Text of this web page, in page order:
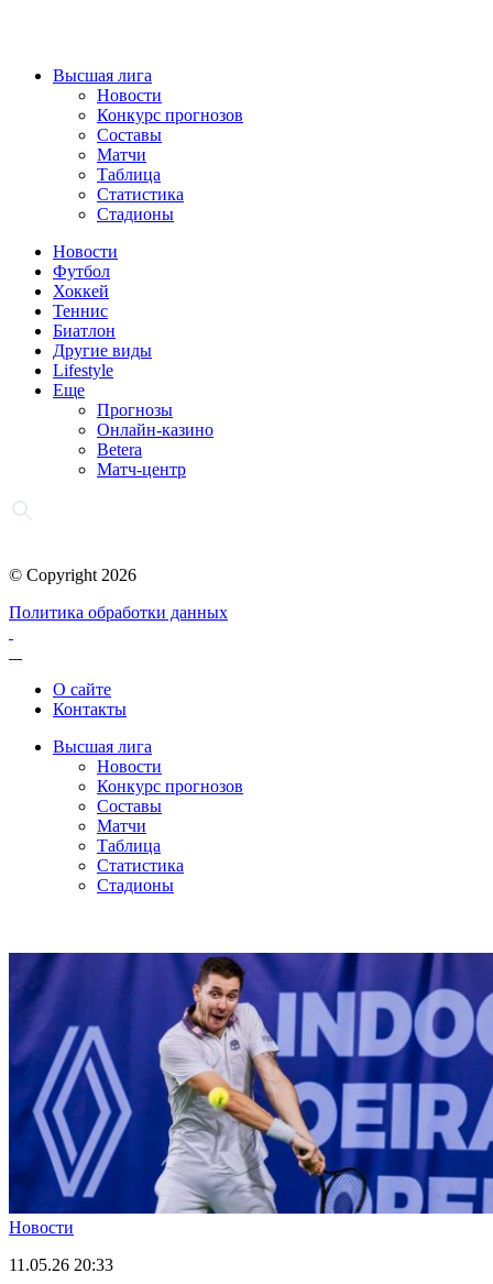
Высшая лига
Новости
Конкурс прогнозов
Составы
Матчи
Таблица
Статистика
Стадионы
Новости
Футбол
Хоккей
Теннис
Биатлон
Другие виды
Lifestyle
Еще
Прогнозы
Онлайн-казино
Betera
Матч-центр
© Copyright 2026
Политика обработки данных
О сайте
Контакты
Высшая лига
Новости
Конкурс прогнозов
Составы
Матчи
Таблица
Статистика
Стадионы
Новости
11.05.26 20:33